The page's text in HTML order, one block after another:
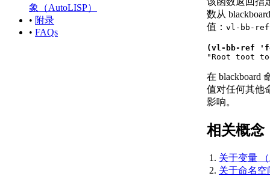
（AutoLISP/ActiveX）
象（AutoLISP）
• 附录
• FAQs
数从
值： vl-bb-ref
(vl-bb-ref
"Root toot
在 blackboard
值对任何其他
影响。
相关概念
关于变量
关于命名空